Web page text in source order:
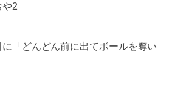
2
「どんどん前に出てボールを奪い